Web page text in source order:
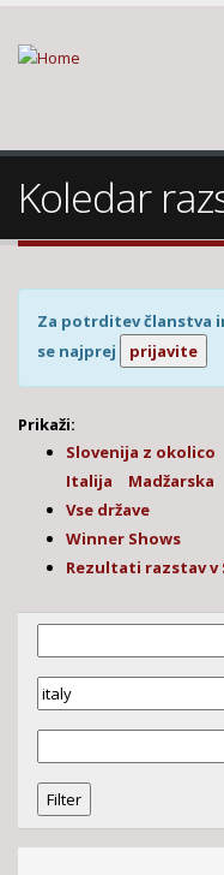
Koledar
Za potrditev članstva
se najprej
prijavite
Prikaži:
Slovenija z okolico
Italija
Madžarska
Vse države
Winner Shows
Rezultati razstav v